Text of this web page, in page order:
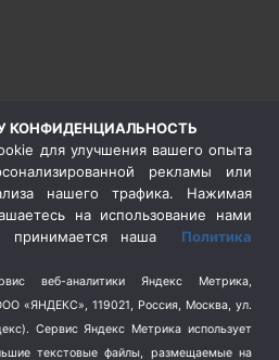
(404)
КОНФИДЕНЦИАЛЬНОСТЬ
для улучшения вашего опыта
рекламы или
нашего трафика. Нажимая
на использование нами
принимается наша Политика
веб-аналитики Яндекс Метрика,
«ЯНДЕКС», 119021, Россия, Москва, ул.
Сервис Яндекс Метрика использует
текстовые файлы, размещаемые на